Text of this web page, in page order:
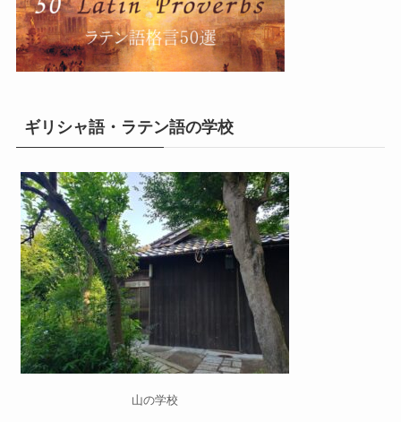
ギリシャ語・ラテン語の学校
山の学校